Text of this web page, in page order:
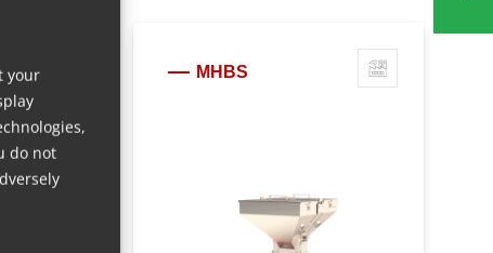
your
do not
MHBS